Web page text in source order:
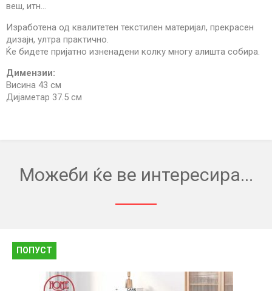
веш, итн…
Изработена од квалитетен текстилен материјал, прекрасен
дизајн, ултра практично.
Ќе бидете пријатно изненадени колку многу алишта собира.
Димензии:
Висина 43 см
Дијаметар 37.5 см
Можеби ќе ве интересира...
ПОПУСТ